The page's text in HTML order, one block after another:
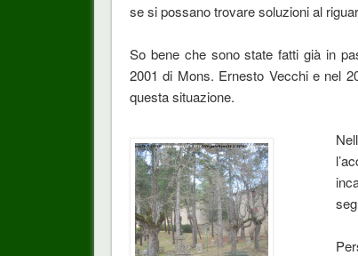
se si possano trovare soluzioni al
So bene che sono state fatti già in
2001 di Mons. Ernesto Vecchi e nel
questa situazione.